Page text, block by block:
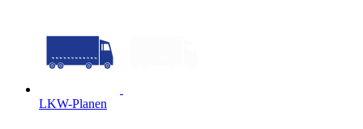
LKW-Planen